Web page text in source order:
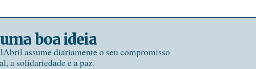
boa ideia
assume diariamente o seu compromisso
a solidariedade e a paz.